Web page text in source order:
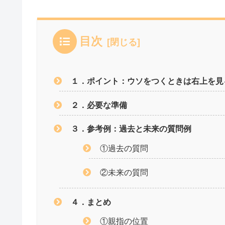
目次
１．ポイント：ウソをつくときは右上を
２．必要な準備
３．参考例：過去と未来の質問例
①過去の質問
②未来の質問
４．まとめ
①親指の位置